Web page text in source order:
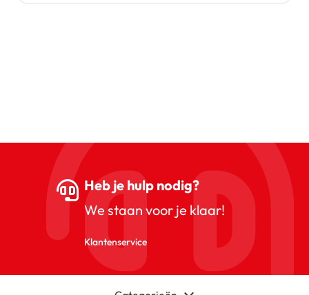
Heb je hulp nodig?
We staan voor je klaar!
Klantenservice